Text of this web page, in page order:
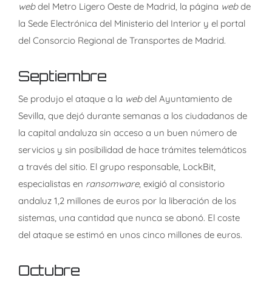
webdel Metro Ligero Oeste de Madrid, la página webde
la Sede Electrónica del Ministerio del Interior y el portal
del Consorcio Regional de Transportes de Madrid.
Septiembre
Se produjo el ataque a la webdel Ayuntamiento de
Sevilla, que dejó durante semanas a los ciudadanos de
la capital andaluza sin acceso a un buen número de
servicios y sin posibilidad de hace trámites telemáticos
a través del sitio. El grupo responsable, LockBit,
especialistas en ransomware, exigió al consistorio
andaluz 1,2 millones de euros por la liberación de los
sistemas, una cantidad que nunca se abonó. El coste
del ataque se estimó en unos cinco millones de euros.
Octubre